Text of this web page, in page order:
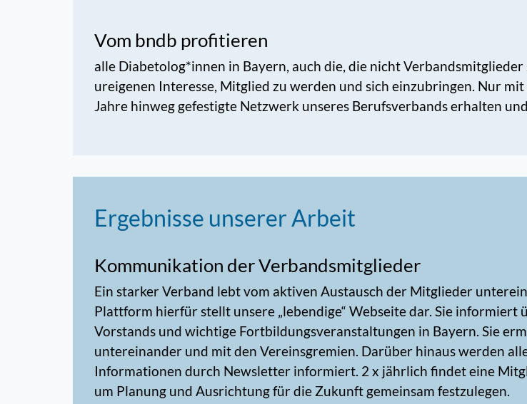
Vom bndb profitieren
alle Diabetolog*innen in Bayern, auch die, die nicht Verbandsmitglieder
ureigenen Interesse, Mitglied zu werden und sich einzubringen. Nur
Jahre hinweg gefestigte Netzwerk unseres Berufsverbands erhalten
Ergebnisse unserer Arbeit
Kommunikation der Verbandsmitglieder
Ein starker Verband lebt vom aktiven Austausch der Mitglieder
Plattform hierfür stellt unsere „lebendige“ Webseite dar. Sie
Vorstands und wichtige Fortbildungsveranstaltungen in Bayern. Sie
untereinander und mit den Vereinsgremien. Darüber hinaus werden
Informationen durch Newsletter informiert. 2 x jährlich findet eine
um Planung und Ausrichtung für die Zukunft gemeinsam festzulegen.